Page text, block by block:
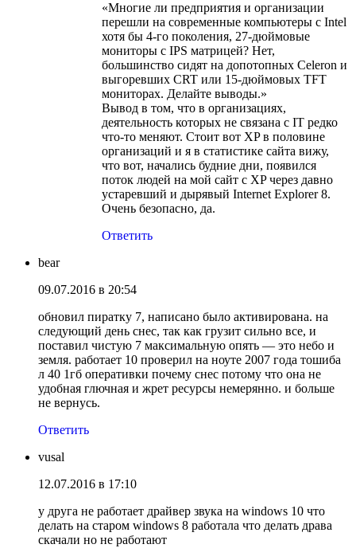
«Многие ли предприятия и организации
перешли на современные компьютеры с Intel
хотя бы 4-го поколения, 27-дюймовые
мониторы с IPS матрицей? Нет,
большинство сидят на допотопных Celeron и
выгоревших CRT или 15-дюймовых TFT
мониторах. Делайте выводы.»
Вывод в том, что в организациях,
деятельность которых не связана с IT редко
что-то меняют. Стоит вот XP в половине
организаций и я в статистике сайта вижу,
что вот, начались будние дни, появился
поток людей на мой сайт с XP через давно
устаревший и дырявый Internet Explorer 8.
Очень безопасно, да.
Ответить
bear
09.07.2016 в 20:54
обновил пиратку 7, написано было активирована. на
следующий день снес, так как грузит сильно все, и
поставил чистую 7 максимальную опять — это небо и
земля. работает 10 проверил на ноуте 2007 года тошиба
л 40 1гб оперативки почему снес потому что она не
удобная глючная и жрет ресурсы немерянно. и больше
не вернусь.
Ответить
vusal
12.07.2016 в 17:10
у друга не работает драйвер звука на windows 10 что
делать на старом windows 8 работала что делать драва
скачали но не работают